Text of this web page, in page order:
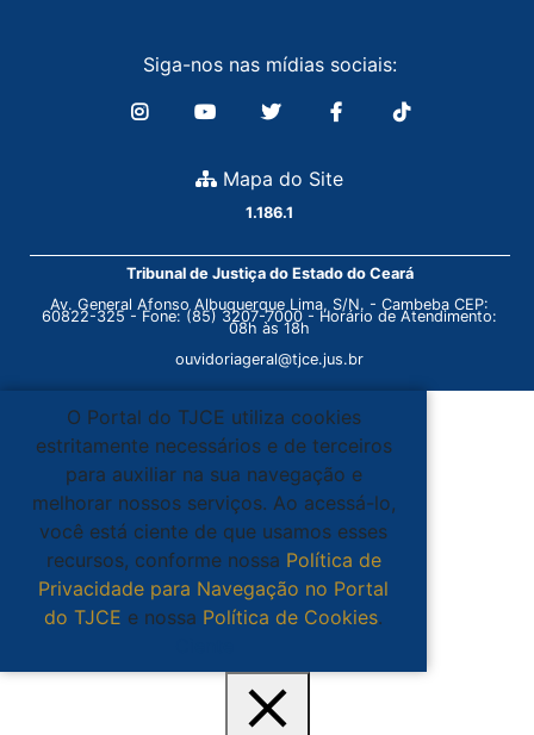
Siga-nos nas mídias sociais:
Mapa do Site
1.186.1
Tribunal de Justiça do Estado do Ceará
Av. General Afonso Albuquerque Lima, S/N. - Cambeba CEP:
60822-325 - Fone: (85) 3207-7000 - Horário de Atendimento:
08h às 18h
ouvidoriageral@tjce.jus.br
O Portal do TJCE utiliza cookies
estritamente necessários e de terceiros
para auxiliar na sua navegação e
melhorar nossos serviços. Ao acessá-lo,
você está ciente de que usamos esses
recursos, conforme nossa Política de
Privacidade para Navegação no Portal
do TJCE e nossa Política de Cookies.